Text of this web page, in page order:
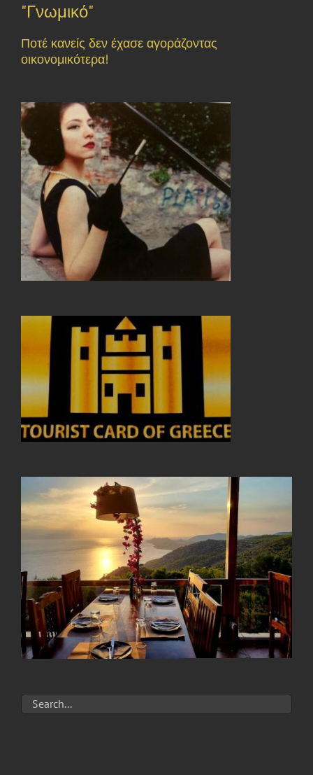
"Γνωμικό"
Ποτέ κανείς δεν έχασε αγοράζοντας
οικονομικότερα!